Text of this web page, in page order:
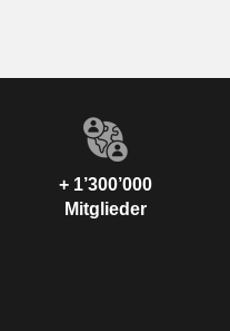
+ 1’300’000
Mitglieder